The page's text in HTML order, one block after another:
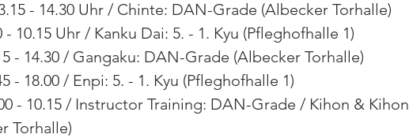
- 14.30 Uhr / Chinte: DAN-Grade (Albecker Torhalle)
- 10.15 Uhr / Kanku Dai: 5. - 1. Kyu (Pfleghofhalle 1)
- 14.30 / Gangaku: DAN-Grade (Albecker Torhalle)
- 18.00 / Enpi: 5. - 1. Kyu (Pfleghofhalle 1)
- 10.15 / Instructor Training: DAN-Grade / Kihon & Kihon
Torhalle)